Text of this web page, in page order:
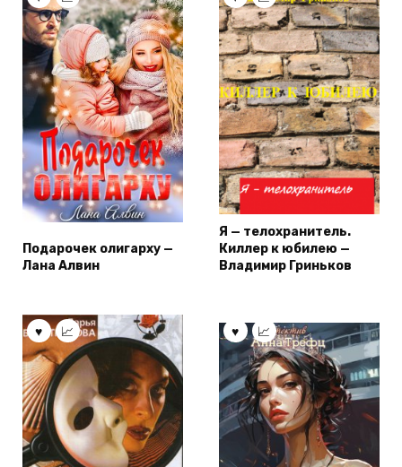
Подарочек олигарху —
Лана Алвин
Я — телохранитель.
Киллер к юбилею —
Владимир Гриньков